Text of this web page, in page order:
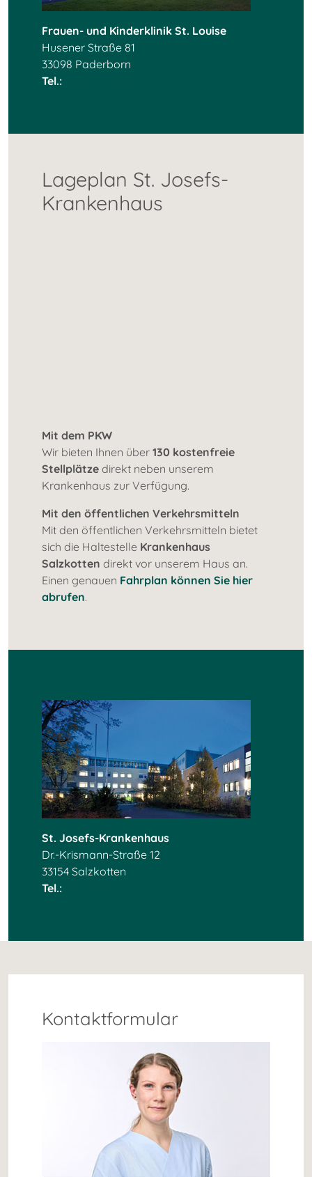
Frauen- und Kinderklinik St. Louise
Husener Straße 81
33098 Paderborn
Tel.:
Lageplan St. Josefs-
Krankenhaus
Mit dem PKW
Wir bieten Ihnen über 130 kostenfreie
Stellplätze direkt neben unserem
Krankenhaus zur Verfügung.
Mit den öffentlichen Verkehrsmitteln
Mit den öffentlichen Verkehrsmitteln bietet
sich die Haltestelle Krankenhaus
Salzkotten direkt vor unserem Haus an.
Einen genauen Fahrplan können Sie hier
abrufen.
St. Josefs-Krankenhaus
Dr.-Krismann-Straße 12
33154 Salzkotten
Tel.:
Kontaktformular